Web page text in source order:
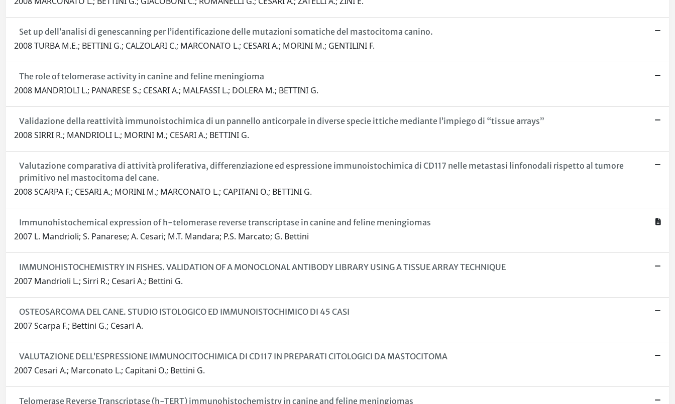
Set up dell’analisi di genescanning per l’identificazione delle mutazioni somatiche del mastocitoma canino.
2008 TURBA M.E.; BETTINI G.; CALZOLARI C.; MARCONATO L.; CESARI A.; MORINI M.; GENTILINI F.
The role of telomerase activity in canine and feline meningioma
2008 MANDRIOLI L.; PANARESE S.; CESARI A.; MALFASSI L.; DOLERA M.; BETTINI G.
Validazione della reattività immunoistochimica di un pannello anticorpale in diverse specie ittiche mediante l’impiego di “tissue arrays”
2008 SIRRI R.; MANDRIOLI L.; MORINI M.; CESARI A.; BETTINI G.
Valutazione comparativa di attività proliferativa, differenziazione ed espressione immunoistochimica di CD117 nelle metastasi linfonodali rispetto al tumore
primitivo nel mastocitoma del cane.
2008 SCARPA F.; CESARI A.; MORINI M.; MARCONATO L.; CAPITANI O.; BETTINI G.
Immunohistochemical expression of h-telomerase reverse transcriptase in canine and feline meningiomas
2007 L. Mandrioli; S. Panarese; A. Cesari; M.T. Mandara; P.S. Marcato; G. Bettini
IMMUNOHISTOCHEMISTRY IN FISHES. VALIDATION OF A MONOCLONAL ANTIBODY LIBRARY USING A TISSUE ARRAY TECHNIQUE
2007 Mandrioli L.; Sirri R.; Cesari A.; Bettini G.
OSTEOSARCOMA DEL CANE. STUDIO ISTOLOGICO ED IMMUNOISTOCHIMICO DI 45 CASI
2007 Scarpa F.; Bettini G.; Cesari A.
VALUTAZIONE DELL’ESPRESSIONE IMMUNOCITOCHIMICA DI CD117 IN PREPARATI CITOLOGICI DA MASTOCITOMA
2007 Cesari A.; Marconato L.; Capitani O.; Bettini G.
Telomerase Reverse Transcriptase (h-TERT) immunohistochemistry in canine and feline meningiomas